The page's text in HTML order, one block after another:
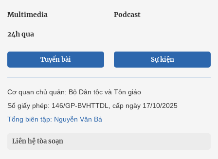
Multimedia Podcast
24h qua
Tuyến bài Sự kiện
Cơ quan chủ quản: Bộ Dân tộc và Tôn giáo
Số giấy phép: 146/GP-BVHTTDL, cấp ngày 17/10/2025
Tổng biên tập: Nguyễn Văn Bá
Liên hệ tòa soạn